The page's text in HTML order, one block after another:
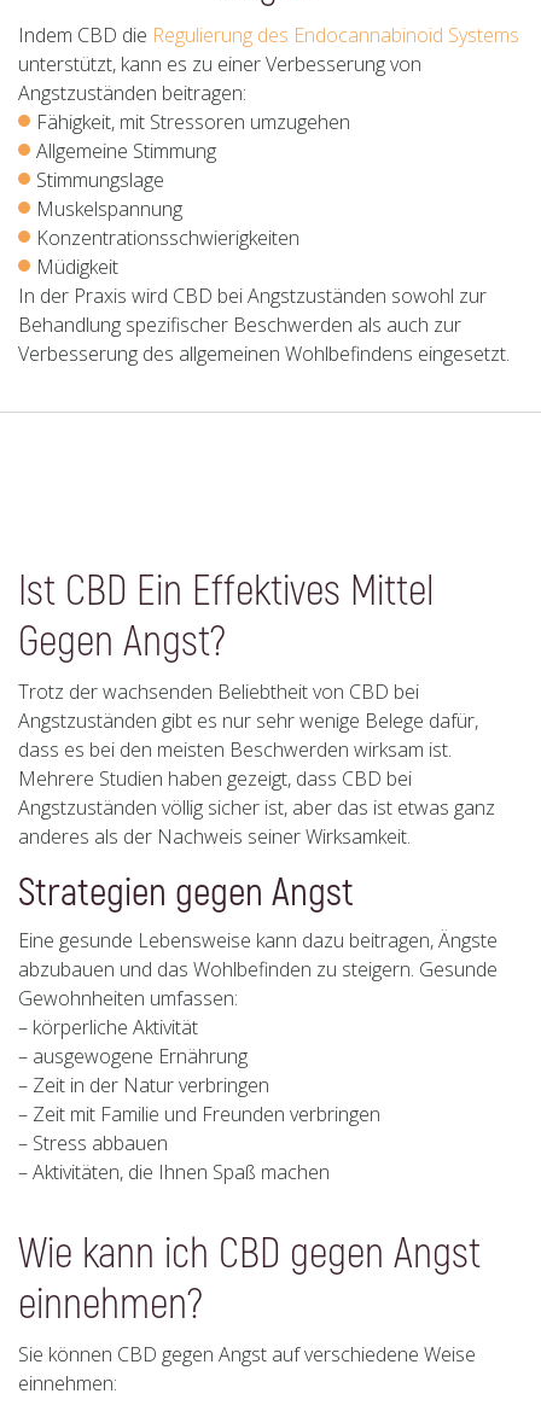
Indem CBD die Regulierung des Endocannabinoid Systems
unterstützt, kann es zu einer Verbesserung von
Angstzuständen beitragen:
Fähigkeit, mit Stressoren umzugehen
Allgemeine Stimmung
Stimmungslage
Muskelspannung
Konzentrationsschwierigkeiten
Müdigkeit
In der Praxis wird CBD bei Angstzuständen sowohl zur
Behandlung spezifischer Beschwerden als auch zur
Verbesserung des allgemeinen Wohlbefindens eingesetzt.
Ist CBD Ein Effektives Mittel
Gegen Angst?
Trotz der wachsenden Beliebtheit von CBD bei
Angstzuständen gibt es nur sehr wenige Belege dafür,
dass es bei den meisten Beschwerden wirksam ist.
Mehrere Studien haben gezeigt, dass CBD bei
Angstzuständen völlig sicher ist, aber das ist etwas ganz
anderes als der Nachweis seiner Wirksamkeit.
Strategien gegen Angst
Eine gesunde Lebensweise kann dazu beitragen, Ängste
abzubauen und das Wohlbefinden zu steigern. Gesunde
Gewohnheiten umfassen:
– körperliche Aktivität
– ausgewogene Ernährung
– Zeit in der Natur verbringen
– Zeit mit Familie und Freunden verbringen
– Stress abbauen
– Aktivitäten, die Ihnen Spaß machen
Wie kann ich CBD gegen Angst
einnehmen?
Sie können CBD gegen Angst auf verschiedene Weise
einnehmen: